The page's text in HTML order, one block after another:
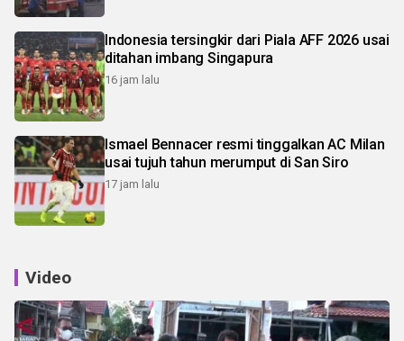
Indonesia tersingkir dari Piala AFF 2026 usai
ditahan imbang Singapura
16 jam lalu
Ismael Bennacer resmi tinggalkan AC Milan
usai tujuh tahun merumput di San Siro
17 jam lalu
Video